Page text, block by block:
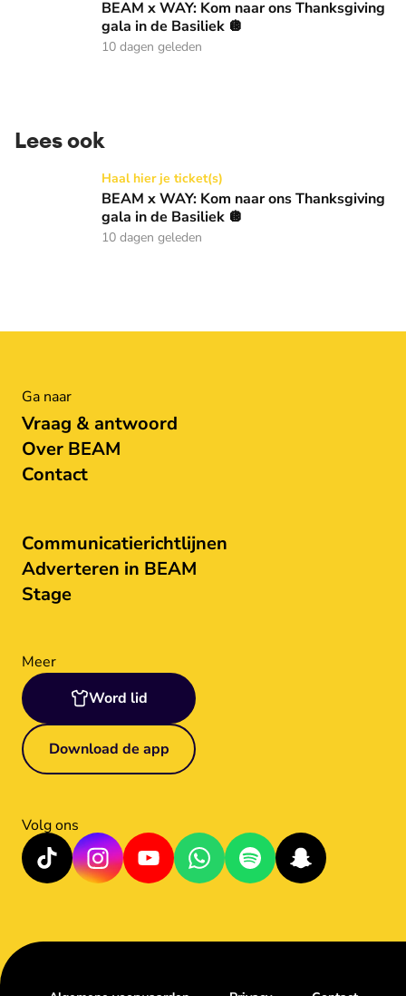
BEAM x WAY: Kom naar ons Thanksgiving
gala in de Basiliek 🪩
10 dagen geleden
Lees ook
BEAM x WAY: Kom naar ons Thanksgiving gala in de
Haal hier je ticket(s)
BEAM x WAY: Kom naar ons Thanksgiving
gala in de Basiliek 🪩
10 dagen geleden
Ga naar
Vraag & antwoord
Over BEAM
Contact
Communicatierichtlijnen
Adverteren in BEAM
Stage
Meer
Word lid
Download de app
Volg ons